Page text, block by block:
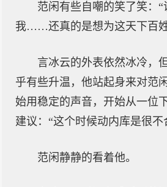
范闲有些自嘲的笑了笑：
我……还真的是想为这天下百
言冰云的外表依然冰冷，
乎有些升温，他站起身来对范
始用稳定的声音，开始从一位
建议：“这个时候动内库是很不
范闲静静的看着他。